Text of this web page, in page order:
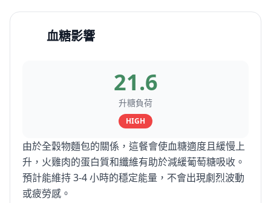
血糖影響
21.6
升糖負荷
HIGH
由於全穀物麵包的關係，這餐會使血糖適度且緩慢上
升，火雞肉的蛋白質和纖維有助於減緩葡萄糖吸收。
預計能維持 3-4 小時的穩定能量，不會出現劇烈波動
或疲勞感。